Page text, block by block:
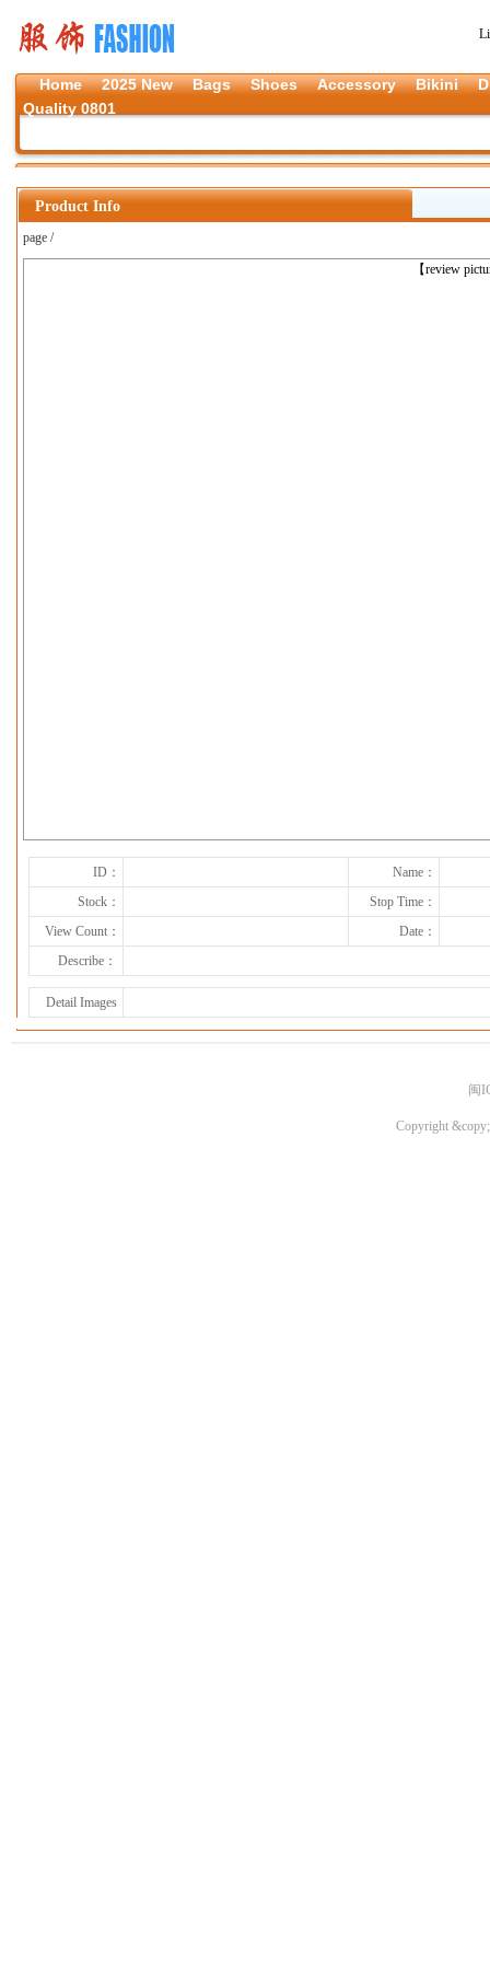
Home 2025 New Bags Shoes Accessory Bikini
Quality 0801
Product Info
page /
【review
上一张
ID：
Name：
Stock：
Stop Time：
View Count：
Date：
Describe：
Detail Images
闽
Copyright